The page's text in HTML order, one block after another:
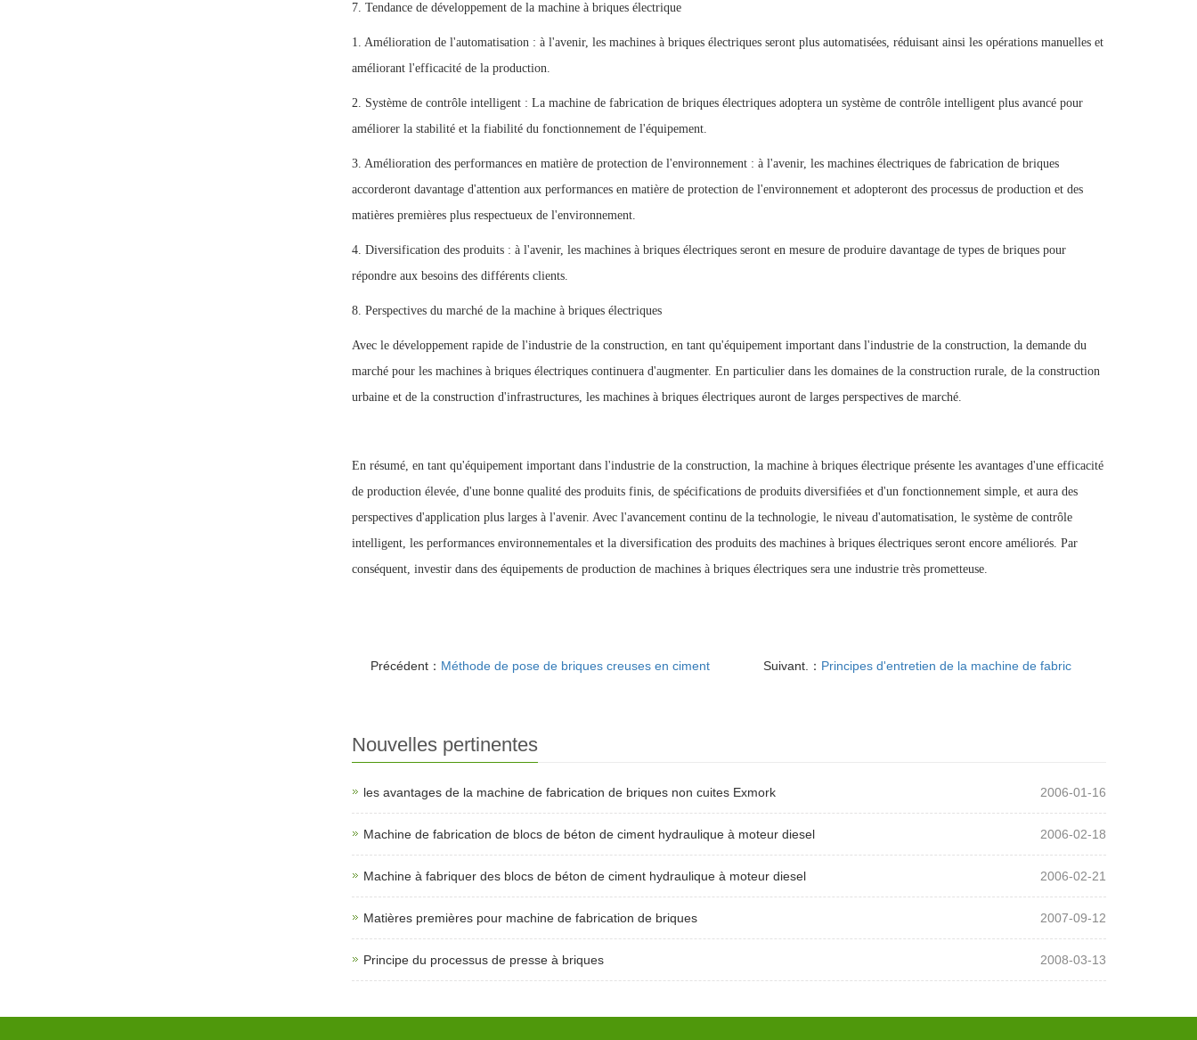
7. Tendance de développement de la machine à briques électrique
1. Amélioration de l'automatisation : à l'avenir, les machines à briques électriques seront plus automatisées, réduisant ainsi les opérations manuelles et
améliorant l'efficacité de la production.
2. Système de contrôle intelligent : La machine de fabrication de briques électriques adoptera un système de contrôle intelligent plus avancé pour
améliorer la stabilité et la fiabilité du fonctionnement de l'équipement.
3. Amélioration des performances en matière de protection de l'environnement : à l'avenir, les machines électriques de fabrication de briques
accorderont davantage d'attention aux performances en matière de protection de l'environnement et adopteront des processus de production et des
matières premières plus respectueux de l'environnement.
4. Diversification des produits : à l'avenir, les machines à briques électriques seront en mesure de produire davantage de types de briques pour
répondre aux besoins des différents clients.
8. Perspectives du marché de la machine à briques électriques
Avec le développement rapide de l'industrie de la construction, en tant qu'équipement important dans l'industrie de la construction, la demande du
marché pour les machines à briques électriques continuera d'augmenter. En particulier dans les domaines de la construction rurale, de la construction
urbaine et de la construction d'infrastructures, les machines à briques électriques auront de larges perspectives de marché.
En résumé, en tant qu'équipement important dans l'industrie de la construction, la machine à briques électrique présente les avantages d'une efficacité
de production élevée, d'une bonne qualité des produits finis, de spécifications de produits diversifiées et d'un fonctionnement simple, et aura des
perspectives d'application plus larges à l'avenir. Avec l'avancement continu de la technologie, le niveau d'automatisation, le système de contrôle
intelligent, les performances environnementales et la diversification des produits des machines à briques électriques seront encore améliorés. Par
conséquent, investir dans des équipements de production de machines à briques électriques sera une industrie très prometteuse.
Précédent： Méthode de pose de briques creuses en ciment Suivant.： Principes d'entretien de la machine de fabric
Nouvelles pertinentes
les avantages de la machine de fabrication de briques non cuites Exmork 2006-01-16
Machine de fabrication de blocs de béton de ciment hydraulique à moteur diesel 2006-02-18
Machine à fabriquer des blocs de béton de ciment hydraulique à moteur diesel 2006-02-21
Matières premières pour machine de fabrication de briques 2007-09-12
Principe du processus de presse à briques 2008-03-13